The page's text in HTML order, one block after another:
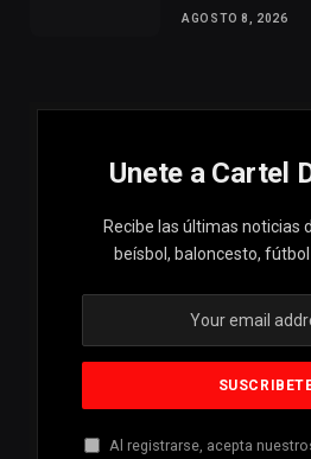
AGOSTO 8, 2026
Unete a Cartel
Recibe las últimas noticias
beísbol, baloncesto,
Al registrarse, acepta